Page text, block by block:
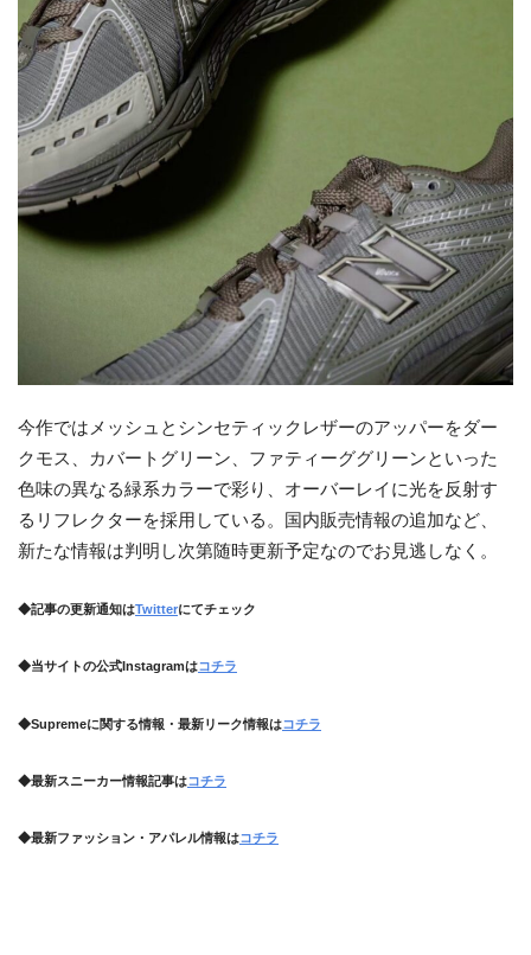
今作ではメッシュとシンセティックレザーのアッパーをダー
クモス、カバートグリーン、ファティーググリーンといった
色味の異なる緑系カラーで彩り、オーバーレイに光を反射す
るリフレクターを採用している。国内販売情報の追加など、
新たな情報は判明し次第随時更新予定なのでお見逃しなく。
◆記事の更新通知はTwitterにてチェック
◆当サイトの公式Instagramはコチラ
◆Supremeに関する情報・最新リーク情報はコチラ
◆最新スニーカー情報記事はコチラ
◆最新ファッション・アパレル情報はコチラ